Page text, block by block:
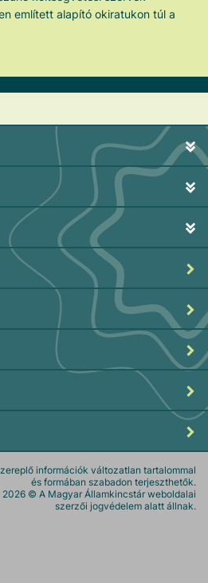
említett alapító okiratukon túl a
információk változatlan tartalommal
és formában szabadon terjeszthetők.
2026 © A Magyar Államkincstár weboldalai
szerzői jogvédelem alatt állnak.